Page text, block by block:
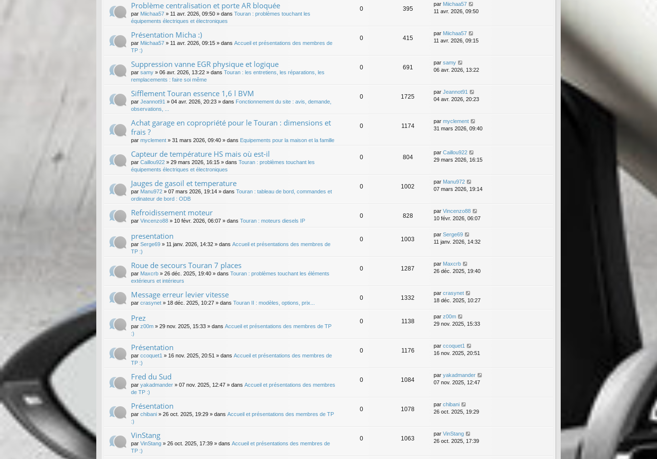
Problème centralisation et porte AR bloquée
par Miichaa57 » 11 avr. 2026, 09:50 » dans Touran : problèmes touchant les
équipements électriques et électroniques
0 395
par Miichaa57
11 avr. 2026, 09:50
Présentation Micha :)
par Miichaa57 » 11 avr. 2026, 09:15 » dans Accueil et présentations des membres de
TP :)
0 415
par Miichaa57
11 avr. 2026, 09:15
Suppression vanne EGR physique et logique
par samy » 06 avr. 2026, 13:22 » dans Touran : les entretiens, les réparations, les
remplacements : faire soi même
0 691
par samy
06 avr. 2026, 13:22
Sifflement Touran essence 1,6 l BVM
par Jeannot91 » 04 avr. 2026, 20:23 » dans Fonctionnement du site : avis, demande,
observations, ...
0 1725
par Jeannot91
04 avr. 2026, 20:23
Achat garage en copropriété pour le Touran : dimensions et
frais ?
par myclement » 31 mars 2026, 09:40 » dans Equipements pour la maison et la famille
0 1174
par myclement
31 mars 2026, 09:40
Capteur de température HS mais où est-il
par Caillou922 » 29 mars 2026, 16:15 » dans Touran : problèmes touchant les
équipements électriques et électroniques
0 804
par Caillou922
29 mars 2026, 16:15
Jauges de gasoil et temperature
par Manu972 » 07 mars 2026, 19:14 » dans Touran : tableau de bord, commandes et
ordinateur de bord : ODB
0 1002
par Manu972
07 mars 2026, 19:14
Refroidissement moteur
par Vincenzo88 » 10 févr. 2026, 06:07 » dans Touran : moteurs diesels IP
0 828
par Vincenzo88
10 févr. 2026, 06:07
presentation
par Serge69 » 11 janv. 2026, 14:32 » dans Accueil et présentations des membres de
TP :)
0 1003
par Serge69
11 janv. 2026, 14:32
Roue de secours Touran 7 places
par Maxcrb » 26 déc. 2025, 19:40 » dans Touran : problèmes touchant les éléments
extérieurs et intérieurs
0 1287
par Maxcrb
26 déc. 2025, 19:40
Message erreur levier vitesse
par crasynet » 18 déc. 2025, 10:27 » dans Touran II : modèles, options, prix...
0 1332
par crasynet
18 déc. 2025, 10:27
Prez
par z00m » 29 nov. 2025, 15:33 » dans Accueil et présentations des membres de TP
:)
0 1138
par z00m
29 nov. 2025, 15:33
Présentation
par ccoquet1 » 16 nov. 2025, 20:51 » dans Accueil et présentations des membres de
TP :)
0 1176
par ccoquet1
16 nov. 2025, 20:51
Fred du Sud
par yakadmander » 07 nov. 2025, 12:47 » dans Accueil et présentations des membres
de TP :)
0 1084
par yakadmander
07 nov. 2025, 12:47
Présentation
par chibani » 26 oct. 2025, 19:29 » dans Accueil et présentations des membres de TP
:)
0 1078
par chibani
26 oct. 2025, 19:29
VinStang
par VinStang » 26 oct. 2025, 17:39 » dans Accueil et présentations des membres de
TP :)
0 1063
par VinStang
26 oct. 2025, 17:39